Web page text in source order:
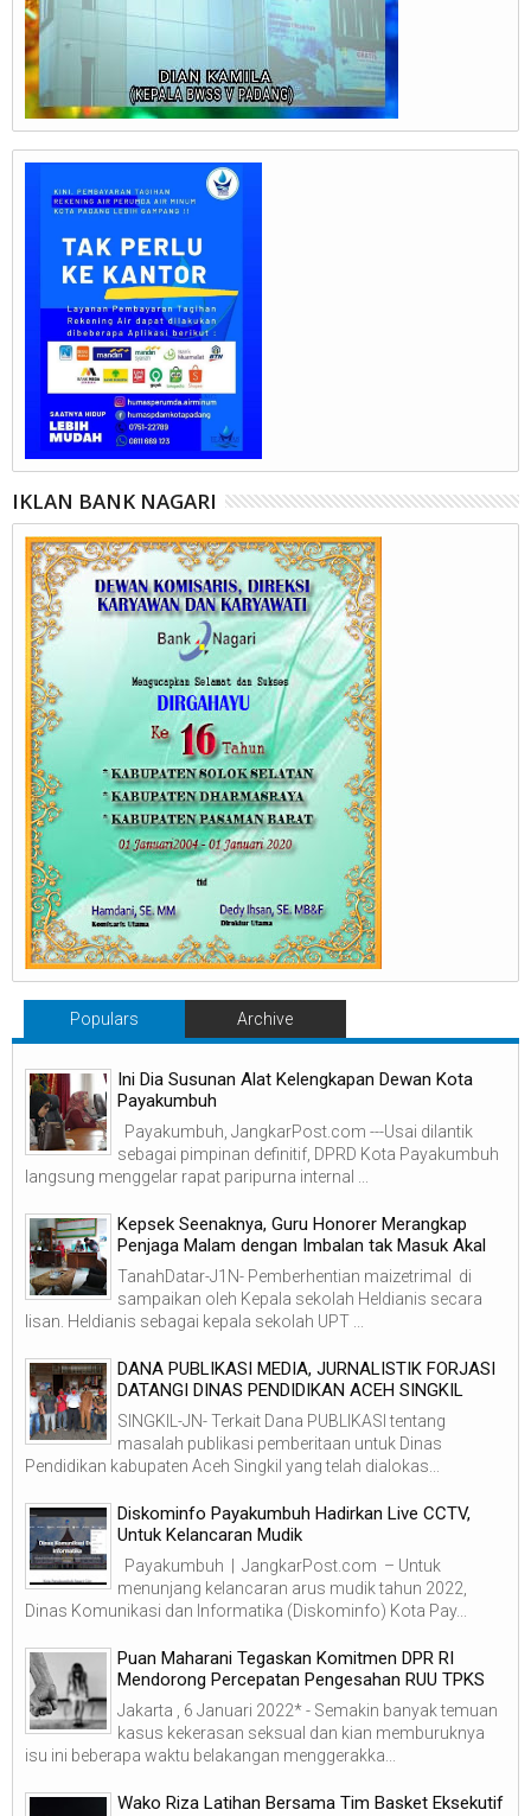
IKLAN BANK NAGARI
Populars Archive
Ini Dia Susunan Alat Kelengkapan Dewan Kota
Payakumbuh
Payakumbuh, JangkarPost.com ---Usai dilantik
sebagai pimpinan definitif, DPRD Kota Payakumbuh
langsung menggelar rapat paripurna internal ...
Kepsek Seenaknya, Guru Honorer Merangkap
Penjaga Malam dengan Imbalan tak Masuk Akal
TanahDatar-J1N- Pemberhentian maizetrimal di
sampaikan oleh Kepala sekolah Heldianis secara
lisan. Heldianis sebagai kepala sekolah UPT ...
DANA PUBLIKASI MEDIA, JURNALISTIK FORJASI
DATANGI DINAS PENDIDIKAN ACEH SINGKIL
SINGKIL-JN- Terkait Dana PUBLIKASI tentang
masalah publikasi pemberitaan untuk Dinas
Pendidikan kabupaten Aceh Singkil yang telah dialokas...
Diskominfo Payakumbuh Hadirkan Live CCTV,
Untuk Kelancaran Mudik
Payakumbuh | JangkarPost.com – Untuk
menunjang kelancaran arus mudik tahun 2022,
Dinas Komunikasi dan Informatika (Diskominfo) Kota Pay...
Puan Maharani Tegaskan Komitmen DPR RI
Mendorong Percepatan Pengesahan RUU TPKS
Jakarta , 6 Januari 2022* - Semakin banyak temuan
kasus kekerasan seksual dan kian memburuknya
isu ini beberapa waktu belakangan menggerakka...
Wako Riza Latihan Bersama Tim Basket Eksekutif